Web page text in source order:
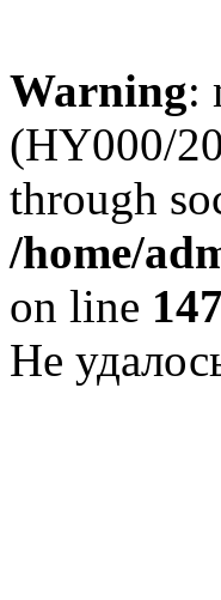
Warning:
(HY000/
through
/home/
on line 147
Не